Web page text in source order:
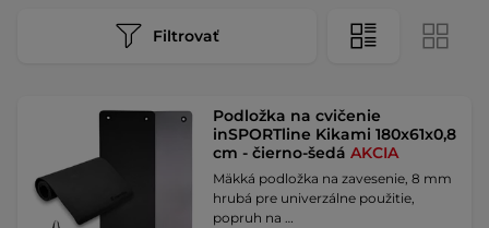
Filtrovať
Podložka na cvičenie
inSPORTline Kikami 180x61x0,8
cm - čierno-šedáAKCIA
Mäkká podložka na zavesenie, 8 mm
hrubá pre univerzálne použitie,
popruh na …